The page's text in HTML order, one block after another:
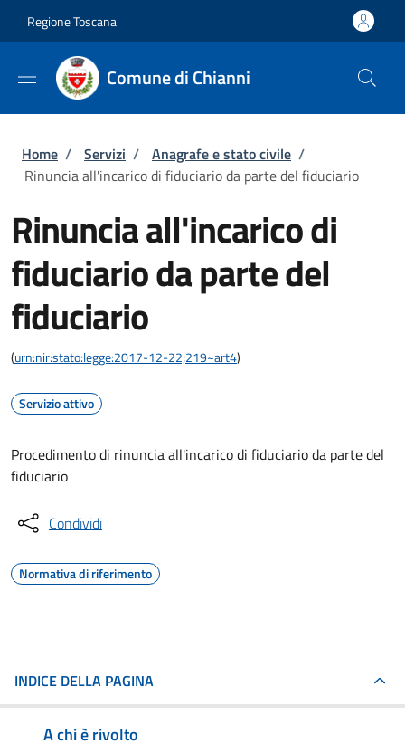
Regione Toscana
Comune di Chianni
Briciole di pane
Home / Servizi / Anagrafe e stato civile /
Rinuncia all'incarico di fiduciario da parte del fiduciario
Rinuncia all'incarico di
fiduciario da parte del
fiduciario
(urn:nir:stato:legge:2017-12-22;219~art4)
Servizio attivo
Procedimento di rinuncia all'incarico di fiduciario da parte del
fiduciario
Condividi
Normativa di riferimento
INDICE DELLA PAGINA
A chi è rivolto